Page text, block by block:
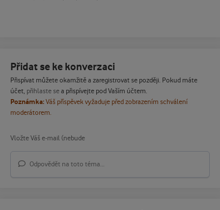
Přidat se ke konverzaci
Přispívat můžete okamžitě a zaregistrovat se později. Pokud máte
účet, přihlaste sea přispívejte pod Vaším účtem.
Poznámka:Váš příspěvek vyžaduje před zobrazením schválení
moderátorem.
Odpovědět na toto téma...